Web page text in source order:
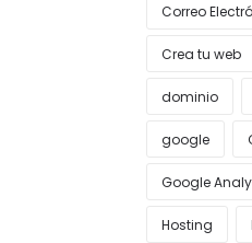
Correo
Crea tu web
dominio
google
Google
Hosting